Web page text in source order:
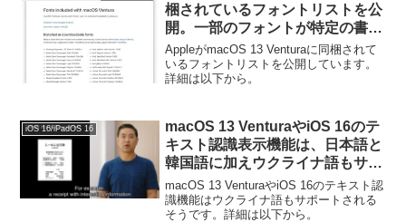
梱されているフォントリストを公
開。一部のフォントが特定の書類
やアプリだけで利用できる古いフ
ォントに。
AppleがmacOS 13 Venturaに同梱されて
いるフォントリストを公開しています。
詳細は以下から。
iOS 16/iPadOS 16
macOS 13 VenturaやiOS 16のテ
キスト認識表示機能は、日本語と
韓国語に加えウクライナ語もサポ
ート。
macOS 13 VenturaやiOS 16のテキスト認
識機能はウクライナ語もサポートされる
そうです。詳細は以下から。